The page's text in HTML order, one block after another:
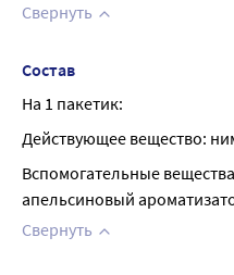
Свернуть
Состав
На 1 пакетик:
Действующее вещество:
Вспомогательные
апельсиновый
Свернуть